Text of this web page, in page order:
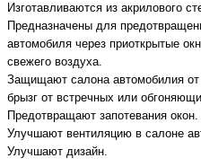
Изготавливаются из акрилового
Предназначены для
автомобиля через приоткрытые
свежего воздуха.
Защищают салона автомобилия
брызг от встречных или
Предотвращают запотевания окон.
Улучшают вентиляцию в салоне
Улучшают дизайн.